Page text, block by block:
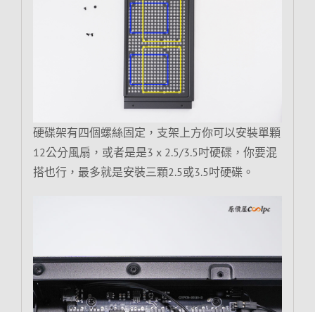
硬碟架有四個螺絲固定，支架上方你可以安裝單顆
12公分風扇，或者是是3 x 2.5/3.5吋硬碟，你要混
搭也行，最多就是安裝三顆2.5或3.5吋硬碟。